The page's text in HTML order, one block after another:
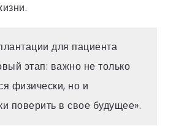
для пациента
этап: важно не только
физически, но и
поверить в свое будущее».